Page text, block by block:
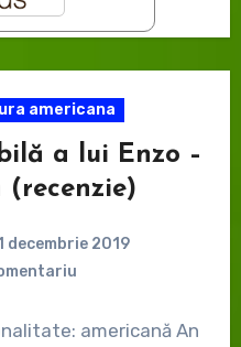
americana
a lui Enzo –
(recenzie)
decembrie 2019
americană An